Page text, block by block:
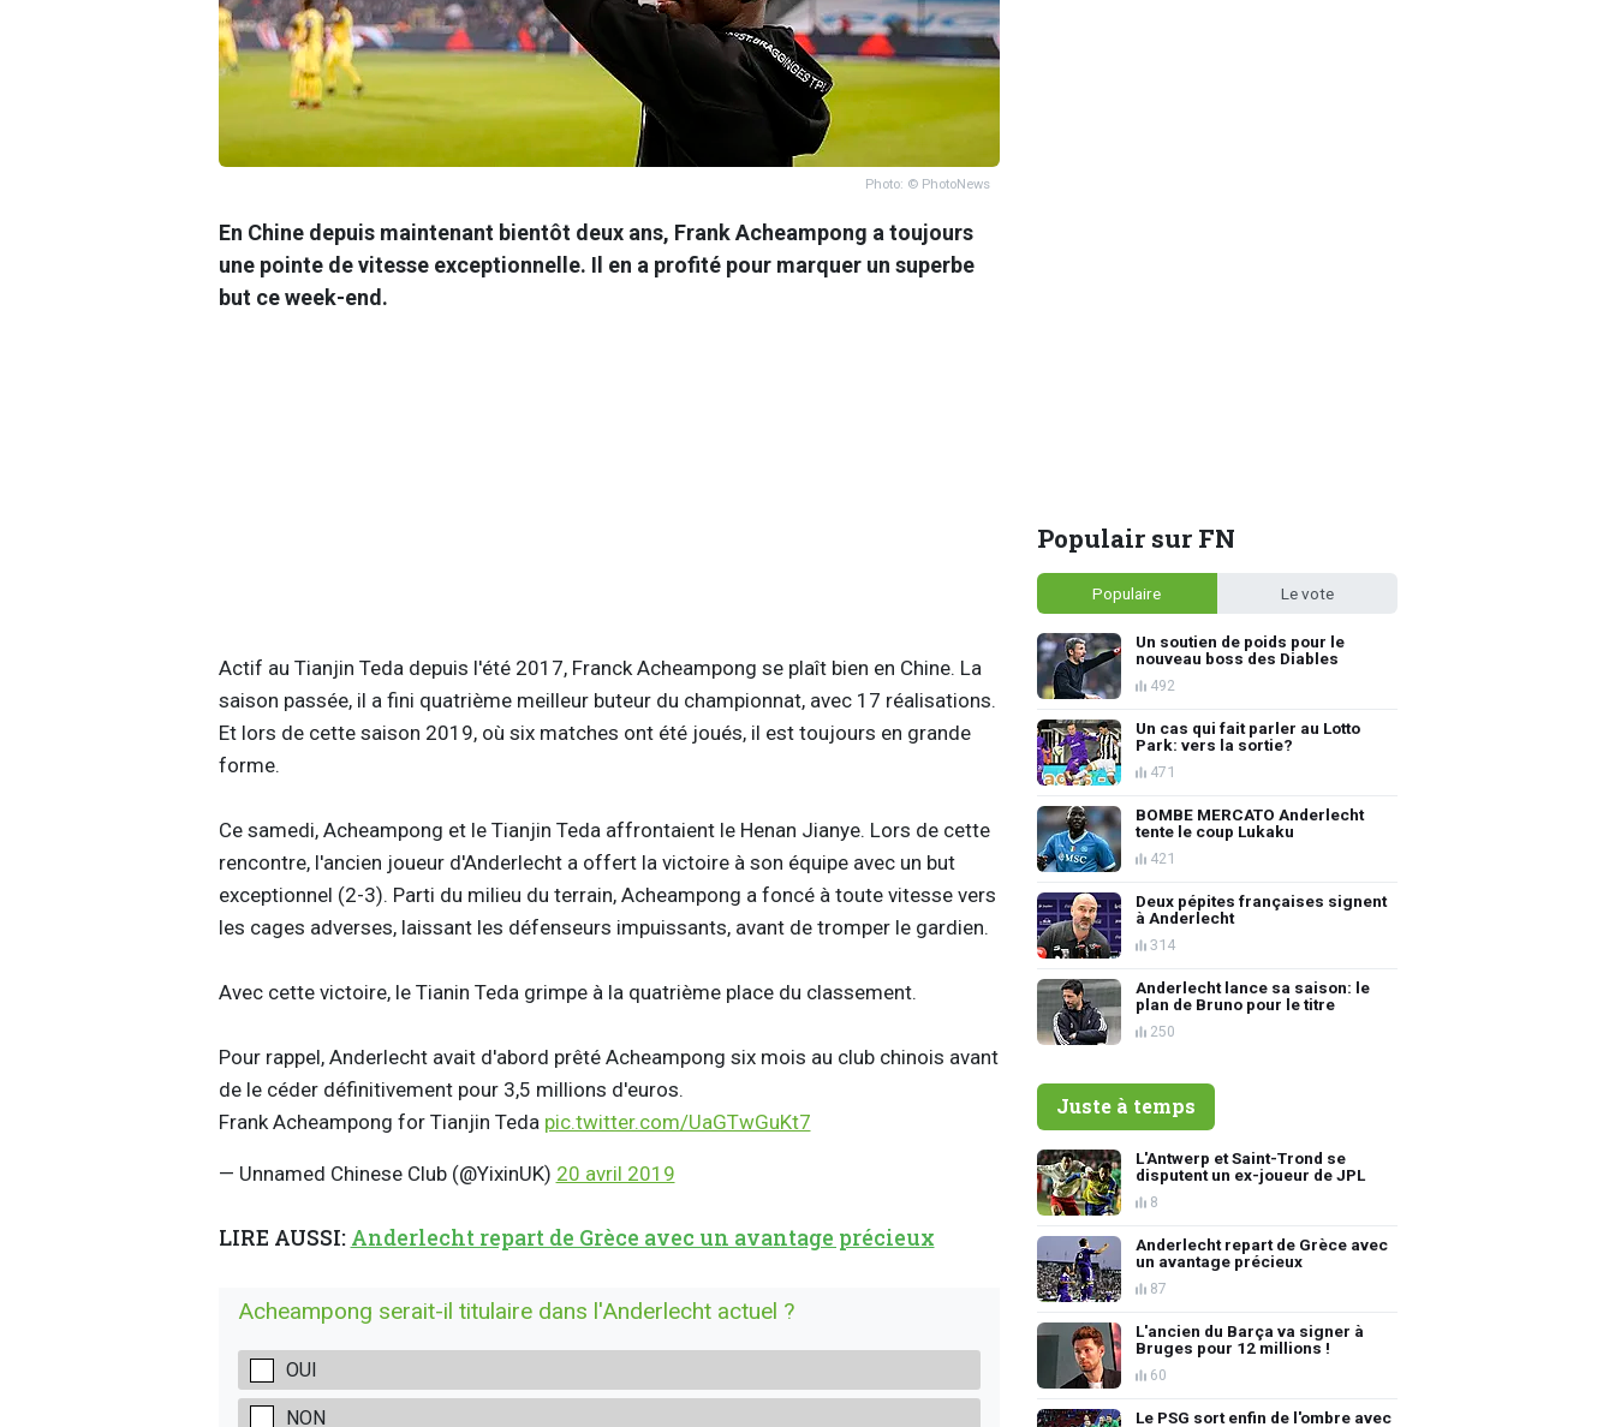
Photo: © PhotoNews
En Chine depuis maintenant bientôt deux ans, Frank Acheampong a toujours
une pointe de vitesse exceptionnelle. Il en a profité pour marquer un superbe
but ce week-end.
Actif au Tianjin Teda depuis l'été 2017, Franck Acheampong se plaît bien en Chine. La
saison passée, il a fini quatrième meilleur buteur du championnat, avec 17 réalisations.
Et lors de cette saison 2019, où six matches ont été joués, il est toujours en grande
forme.
Ce samedi, Acheampong et le Tianjin Teda affrontaient le Henan Jianye. Lors de cette
rencontre, l'ancien joueur d'Anderlecht a offert la victoire à son équipe avec un but
exceptionnel (2-3). Parti du milieu du terrain, Acheampong a foncé à toute vitesse vers
les cages adverses, laissant les défenseurs impuissants, avant de tromper le gardien.
Avec cette victoire, le Tianin Teda grimpe à la quatrième place du classement.
Pour rappel, Anderlecht avait d'abord prêté Acheampong six mois au club chinois avant
de le céder définitivement pour 3,5 millions d'euros.
Frank Acheampong for Tianjin Teda pic.twitter.com/UaGTwGuKt7
— Unnamed Chinese Club (@YixinUK) 20 avril 2019
LIRE AUSSI: Anderlecht repart de Grèce avec un avantage précieux
Acheampong serait-il titulaire dans l'Anderlecht actuel ?
OUI
NON
Populair sur FN
Populaire Le vote
Un soutien de poids pour le
nouveau boss des Diables
492
Un cas qui fait parler au Lotto
Park: vers la sortie?
471
BOMBE MERCATO Anderlecht
tente le coup Lukaku
421
Deux pépites françaises signent
à Anderlecht
314
Anderlecht lance sa saison: le
plan de Bruno pour le titre
250
Juste à temps
L'Antwerp et Saint-Trond se
disputent un ex-joueur de JPL
8
Anderlecht repart de Grèce avec
un avantage précieux
87
L'ancien du Barça va signer à
Bruges pour 12 millions !
60
Le PSG sort enfin de l'ombre avec